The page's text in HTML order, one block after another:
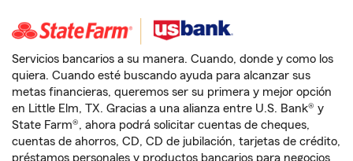
Servicios bancarios a su manera. Cuando, donde y como los
quiera. Cuando esté buscando ayuda para alcanzar sus
metas financieras, queremos ser su primera y mejor opción
en Little Elm, TX. Gracias a una alianza entre U.S. Bank® y
State Farm®, ahora podrá solicitar cuentas de cheques,
cuentas de ahorros, CD, CD de jubilación, tarjetas de crédito,
préstamos personales y productos bancarios para negocios